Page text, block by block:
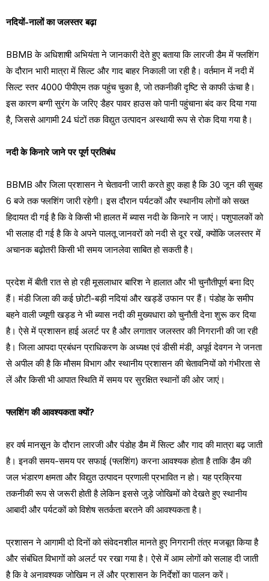
नदियों-नालों का जलस्तर बढ़ा
BBMB के अधिशाषी अभियंता ने जानकारी देते हुए बताया कि लारजी डैम में फ्लशिंग
के दौरान भारी मात्रा में सिल्ट और गाद बाहर निकाली जा रही है। वर्तमान में नदी में
सिल्ट स्तर 4000 पीपीएम तक पहुंच चुका है, जो तकनीकी दृष्टि से काफी ऊंचा है।
इस कारण बग्गी सुरंग के जरिए डैहर पावर हाउस को पानी पहुंचाना बंद कर दिया गया
है, जिससे आगामी 24 घंटों तक विद्युत उत्पादन अस्थायी रूप से रोक दिया गया है।
नदी के किनारे जाने पर पूर्ण प्रतिबंध
BBMB और जिला प्रशासन ने चेतावनी जारी करते हुए कहा है कि 30 जून की सुबह
6 बजे तक फ्लशिंग जारी रहेगी। इस दौरान पर्यटकों और स्थानीय लोगों को सख्त
हिदायत दी गई है कि वे किसी भी हालत में ब्यास नदी के किनारे न जाएं। पशुपालकों को
भी सलाह दी गई है कि वे अपने पालतू जानवरों को नदी से दूर रखें, क्योंकि जलस्तर में
अचानक बढ़ोतरी किसी भी समय जानलेवा साबित हो सकती है।
प्रदेश में बीती रात से हो रही मूसलाधार बारिश ने हालात और भी चुनौतीपूर्ण बना दिए
हैं। मंडी जिला की कई छोटी-बड़ी नदियां और खड्डें उफान पर हैं। पंडोह के समीप
बहने वाली ज्यूणी खड्ड ने भी ब्यास नदी की मुख्यधारा को चुनौती देना शुरू कर दिया
है। ऐसे में प्रशासन हाई अलर्ट पर है और लगातार जलस्तर की निगरानी की जा रही
है। जिला आपदा प्रबंधन प्राधिकरण के अध्यक्ष एवं डीसी मंडी, अपूर्व देवगन ने जनता
से अपील की है कि मौसम विभाग और स्थानीय प्रशासन की चेतावनियों को गंभीरता से
लें और किसी भी आपात स्थिति में समय पर सुरक्षित स्थानों की ओर जाएं।
फ्लशिंग की आवश्यकता क्यों?
हर वर्ष मानसून के दौरान लारजी और पंडोह डैम में सिल्ट और गाद की मात्रा बढ़ जाती
है। इनकी समय-समय पर सफाई (फ्लशिंग) करना आवश्यक होता है ताकि डैम की
जल भंडारण क्षमता और विद्युत उत्पादन प्रणाली प्रभावित न हो। यह प्रक्रिया
तकनीकी रूप से जरूरी होती है लेकिन इससे जुड़े जोखिमों को देखते हुए स्थानीय
आबादी और पर्यटकों को विशेष सतर्कता बरतने की आवश्यकता है।
प्रशासन ने आगामी दो दिनों को संवेदनशील मानते हुए निगरानी तंत्र मजबूत किया है
और संबंधित विभागों को अलर्ट पर रखा गया है। ऐसे में आम लोगों को सलाह दी जाती
है कि वे अनावश्यक जोखिम न लें और प्रशासन के निर्देशों का पालन करें।